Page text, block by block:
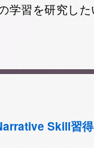
学習を研究し
Skill習